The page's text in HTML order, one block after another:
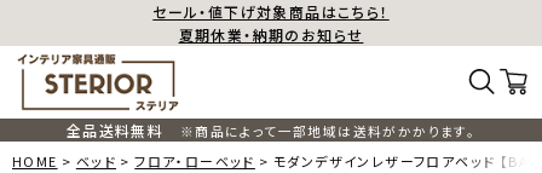
セール・値下げ対象商品はこちら！
夏期休業・納期のお知らせ
全品送料無料
※商品によって一部地域は送料がかかります。
HOME
ベッド フロア・ローベッド モダンデザインレザーフロアベッド 【